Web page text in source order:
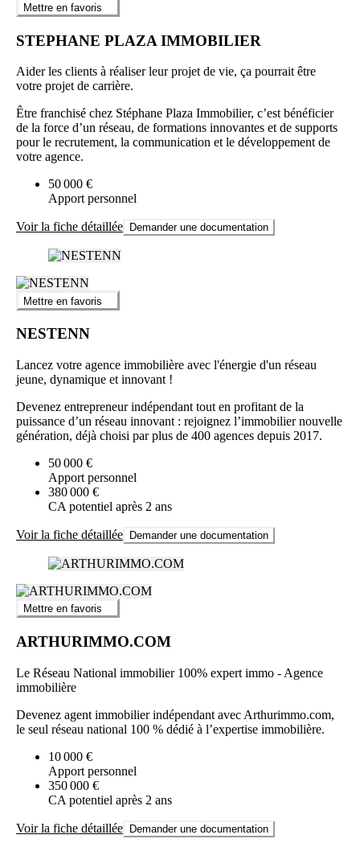
Mettre en favoris
STEPHANE PLAZA IMMOBILIER
Aider les clients à réaliser leur projet de vie, ça pourrait être
votre projet de carrière.
Être franchisé chez Stéphane Plaza Immobilier, c’est bénéficier
de la force d’un réseau, de formations innovantes et de supports
pour le recrutement, la communication et le développement de
votre agence.
50 000 €
Apport personnel
Voir la fiche détaillée Demander une documentation
Mettre en favoris
NESTENN
Lancez votre agence immobilière avec l'énergie d'un réseau
jeune, dynamique et innovant !
Devenez entrepreneur indépendant tout en profitant de la
puissance d’un réseau innovant : rejoignez l’immobilier nouvelle
génération, déjà choisi par plus de 400 agences depuis 2017.
50 000 €
Apport personnel
380 000 €
CA potentiel après 2 ans
Voir la fiche détaillée Demander une documentation
Mettre en favoris
ARTHURIMMO.COM
Le Réseau National immobilier 100% expert immo - Agence
immobilière
Devenez agent immobilier indépendant avec Arthurimmo.com,
le seul réseau national 100 % dédié à l’expertise immobilière.
10 000 €
Apport personnel
350 000 €
CA potentiel après 2 ans
Voir la fiche détaillée Demander une documentation